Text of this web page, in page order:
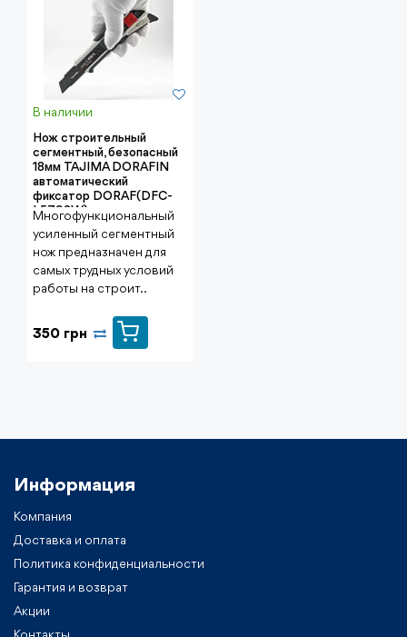
В наличии
Нож строительный
сегментный, безопасный
18мм TAJIMA DORAFIN
автоматический
фиксатор DORAF(DFC-
L579SW)
Многофункциональный
усиленный сегментный
нож предназначен для
самых трудных условий
работы на строит..
350 грн
Информация
Компания
Доставка и оплата
Политика конфиденциальности
Гарантия и возврат
Акции